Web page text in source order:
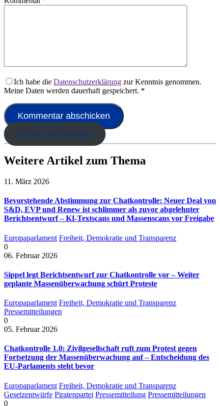
Ich habe die Datenschutzerklärung zur Kenntnis genommen.
Meine Daten werden dauerhaft gespeichert. *
Zurück zur Übersicht
Weitere Artikel zum Thema
11. März 2026
Bevorstehende Abstimmung zur Chatkontrolle: Neuer Deal von
S&D, EVP und Renew ist schlimmer als zuvor abgelehnter
Berichtsentwurf – KI-Textscans und Massenscans vor Freigabe
Europaparlament Freiheit, Demokratie und Transparenz
0
06. Februar 2026
Sippel legt Berichtsentwurf zur Chatkontrolle vor – Weiter
geplante Massenüberwachung schürt Proteste
Europaparlament Freiheit, Demokratie und Transparenz
Pressemitteilungen
0
05. Februar 2026
Chatkontrolle 1.0: Zivilgesellschaft ruft zum Protest gegen
Fortsetzung der Massenüberwachung auf – Entscheidung des
EU-Parlaments steht bevor
Europaparlament Freiheit, Demokratie und Transparenz
Gesetzentwürfe Piratenpartei Pressemitteilung Pressemitteilungen
0